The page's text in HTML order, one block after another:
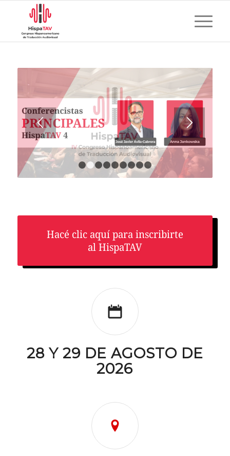
1 2 3 5 6 7 9
Hacé clic aquí para inscribirte
al HispaTAV
28 Y 29 DE AGOSTO DE
2026